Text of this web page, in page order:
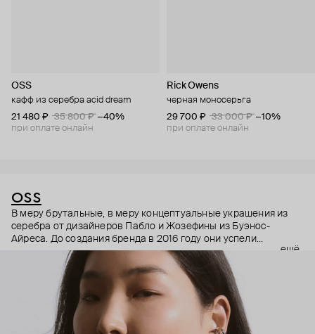
OSS
кафф из серебра acid dream
21 480 ₽
35 800 ₽ −40%
при оплате онлайн
Rick Owens
черная моносерьга
29 700 ₽
33 000 ₽ −10%
при оплате онлайн
OSS
В меру брутальные, в меру концептуальные украшения из
серебра от дизайнеров Пабло и Жозефины из Буэнос-
Айреса. До создания бренда в 2016 году они успели
поработать и в индивидуальных проектах, связанных с
модой или дизайном, и в ресторанах.
Больше всего ребят вдохновляет технология работы с
формой. Это, буквально, скульпторский процесс: огонь,
инструменты, расплавленный воск и – отпустить мысли в
свободный полет. Результат не всегда совпадает с
ещё